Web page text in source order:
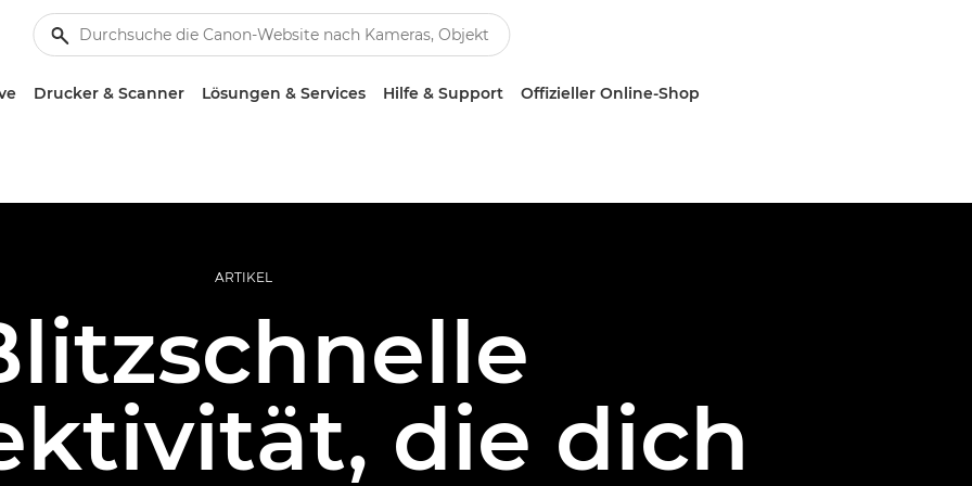
Drucker & Scanner Lösungen & Services Hilfe & Support Offizieller Online-Shop
ARTIKEL
die dich